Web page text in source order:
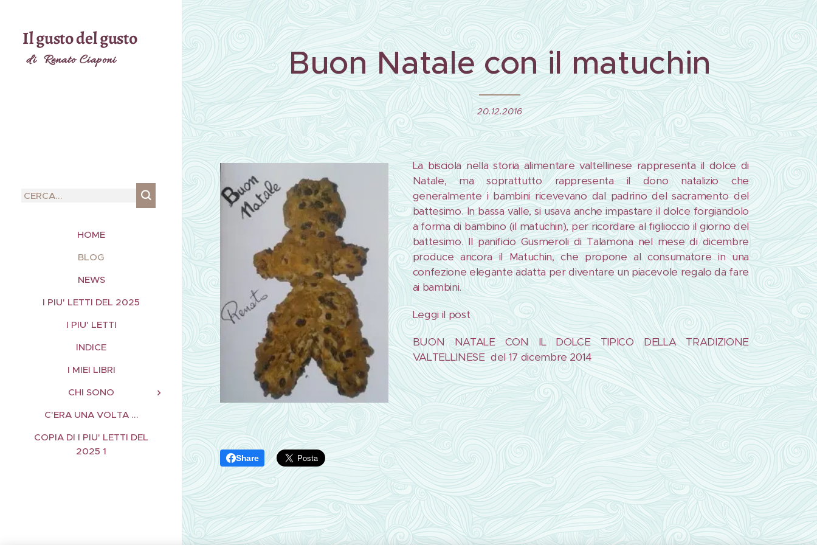
Il gusto del gusto
di Renato Ciaponi
HOME
BLOG
NEWS
I PIU' LETTI DEL 2025
I PIU' LETTI
INDICE
I MIEI LIBRI
CHI SONO
C'ERA UNA VOLTA ...
COPIA DI I PIU' LETTI DEL
2025 1
Buon Natale con il matuchin
20.12.2016
La bisciola nella storia alimentare valtellinese rappresenta il dolce di
Natale, ma soprattutto rappresenta il dono natalizio che
generalmente i bambini ricevevano dal padrino del sacramento del
battesimo. In bassa valle, si usava anche impastare il dolce forgiandolo
a forma di bambino (il matuchin), per ricordare al figlioccio il giorno del
battesimo. Il panificio Gusmeroli di Talamona nel mese di dicembre
produce ancora il Matuchin, che propone al consumatore in una
confezione elegante adatta per diventare un piacevole regalo da fare
ai bambini.
Leggi il post
BUON NATALE CON IL DOLCE TIPICO DELLA TRADIZIONE
VALTELLINESE del 17 dicembre 2014
Share